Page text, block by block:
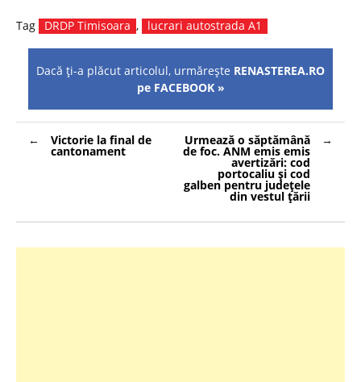
Tag DRDP Timisoara , lucrari autostrada A1
Dacă ţi-a plăcut articolul, urmăreşte RENASTEREA.RO
pe FACEBOOK »
Navigare
în
articole
Victorie la final de
cantonament
Urmează o săptămână
de foc. ANM emis emis
avertizări: cod
portocaliu şi cod
galben pentru județele
din vestul țării